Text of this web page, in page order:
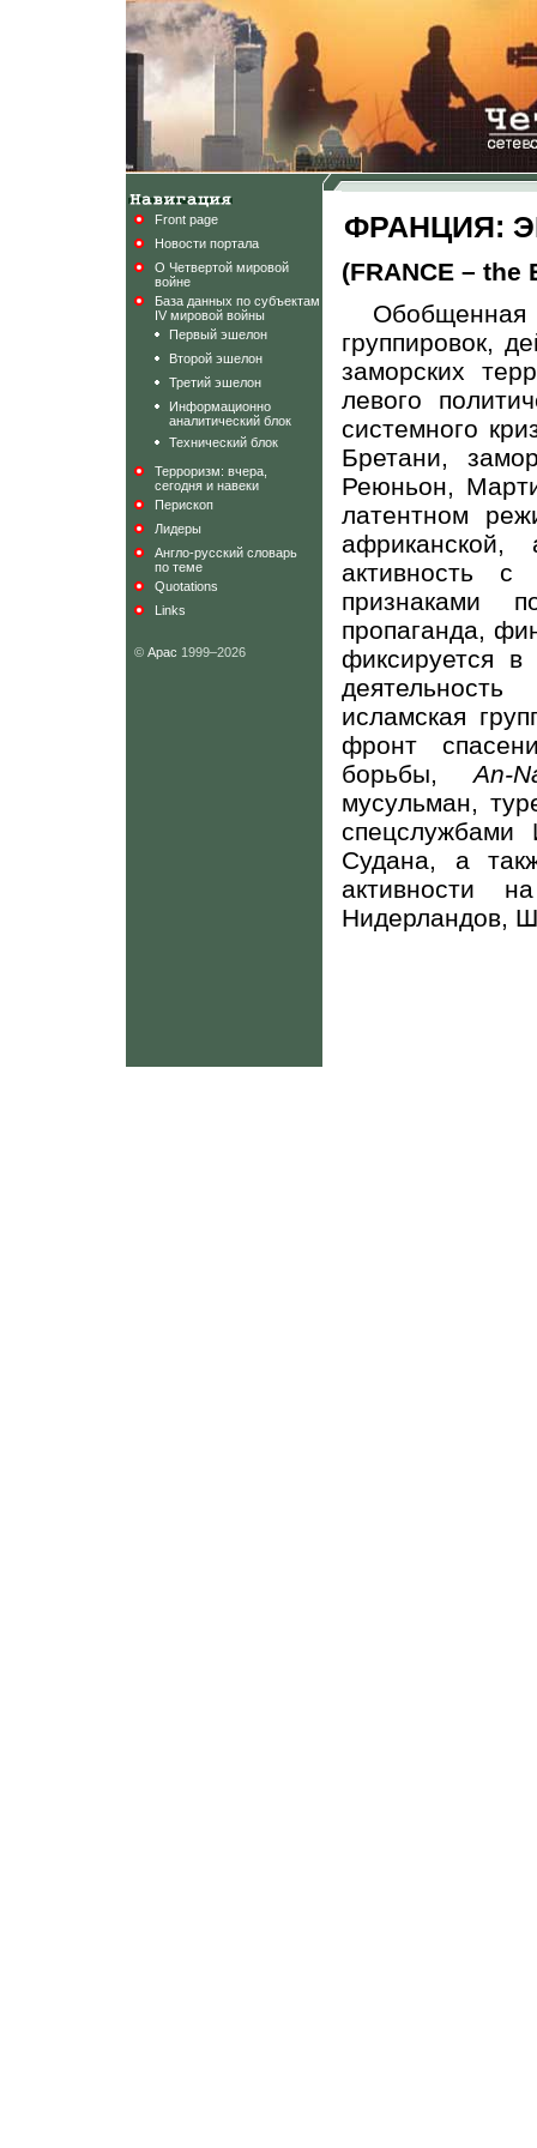
Front page
Новости портала
О Четвертой мировой
войне
База данных по субъектам
IV мировой войны
Первый эшелон
Второй эшелон
Третий эшелон
Информационно
аналитический блок
Технический блок
Терроризм: вчера,
сегодня и навеки
Перископ
Лидеры
Англо-русский словарь
по теме
Quotations
Links
© Арас 1999–2026
ФРАНЦИЯ:
(FRANCE – the
Обобщенная
группировок,
заморских
левого
системного
Бретани,
Реюньон,
латентном
африканской,
активность с
признаками
пропаганда,
фиксируется в
исламская
фронт
борьбы,An-
мусульман,
спецслужбами
Судана, а
активности
Нидерландов,